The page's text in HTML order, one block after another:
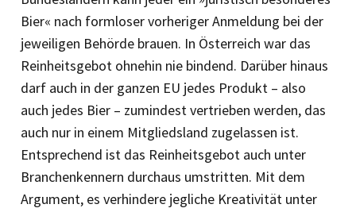
Bier« nach formloser vorheriger Anmeldung bei der
jeweiligen Behörde brauen. In Österreich war das
Reinheitsgebot ohnehin nie bindend. Darüber hinaus
darf auch in der ganzen EU jedes Produkt – also
auch jedes Bier – zumindest vertrieben werden, das
auch nur in einem Mitgliedsland zugelassen ist.
Entsprechend ist das Reinheitsgebot auch unter
Branchenkennern durchaus umstritten. Mit dem
Argument, es verhindere jegliche Kreativität unter